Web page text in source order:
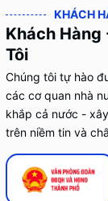
KHÁCH
Khách Hàng
Tôi
Chúng tôi tự hào
các cơ quan nhà
khắp cả nước -
trên niềm tin và